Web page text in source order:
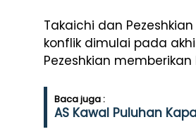
Takaichi dan
konflik dimulai pada
Pezeshkian
Baca juga :
AS Kawal Puluhan